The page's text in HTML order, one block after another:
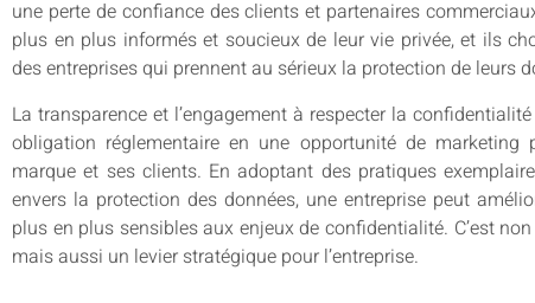
une perte de confiance des clients et partenaires
plus en plus informés et soucieux de leur vie privée, et ils
des entreprises qui prennent au sérieux la protection de leurs
La transparence et l’engagement à respecter la
obligation réglementaire en une opportunité de
marque et ses clients. En adoptant des pratiques
envers la protection des données, une entreprise peut
plus en plus sensibles aux enjeux de confidentialité. C’est
mais aussi un levier stratégique pour l’entreprise.